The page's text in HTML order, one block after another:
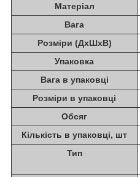
Матеріал
Вага
Розміри (ДхШхВ)
Упаковка
Вага в упаковці
Розміри в упаковці
Обсяг
Кількість в упаковці, шт
Тип